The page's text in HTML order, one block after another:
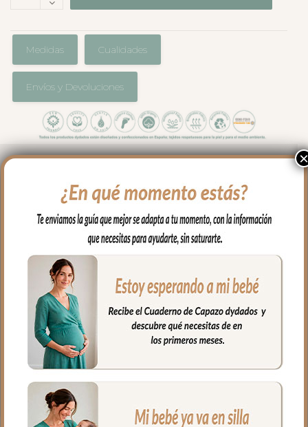
Medidas Cualidades
Envíos y Devoluciones
el bolso en los paseos y salidas con tu
bebé. Cambiador en tejido piqué
bordado; un piqué de algodón.
para los posibles escapes del bebé.
Muy fácil de limpiar por el lado interior,
puedes limpiar con paño húmedo y
cuando necesites puedes lavar en
lavadora, siempre agua fría, jabones no
abrasivos y secado al natural.
Medidas: 38 x 58 cms
×